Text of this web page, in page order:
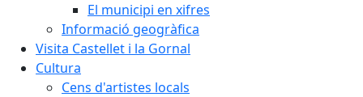
El municipi en xifres
Informació geogràfica
Visita Castellet i la Gornal
Cultura
Cens d'artistes locals